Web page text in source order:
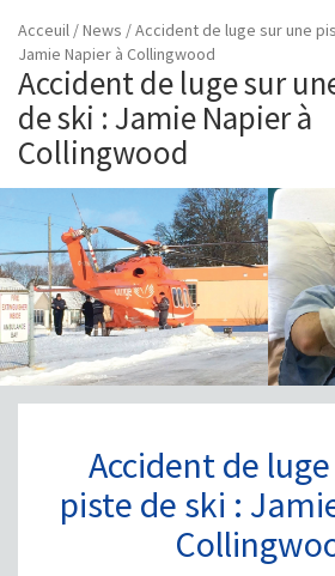
Acceuil /News /Accident de luge sur une
Jamie Napier à Collingwood
Accident de luge sur
de ski : Jamie Napier à
Collingwood
Accident de
piste de ski :